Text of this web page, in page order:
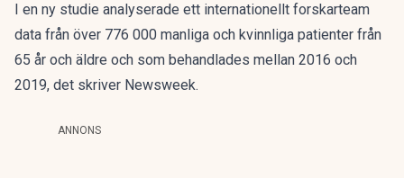
I en ny studie analyserade ett internationellt forskarteam
data från över 776 000 manliga och kvinnliga patienter från
65 år och äldre och som behandlades mellan 2016 och
2019, det skriver Newsweek.
ANNONS